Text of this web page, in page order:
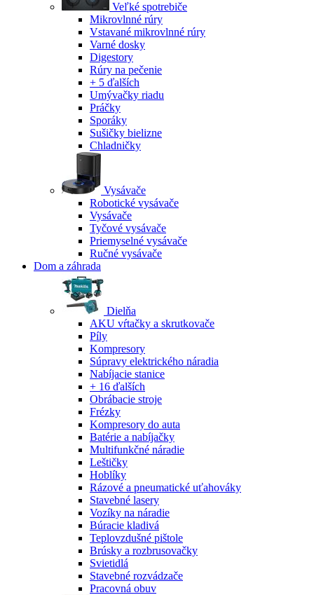
Veľké spotrebiče
Mikrovlnné rúry
Vstavané mikrovlnné rúry
Varné dosky
Digestory
Rúry na pečenie
+ 5 ďalších
Umývačky riadu
Práčky
Sporáky
Sušičky bielizne
Chladničky
Vysávače
Robotické vysávače
Vysávače
Tyčové vysávače
Priemyselné vysávače
Ručné vysávače
Dom a záhrada
Dielňa
AKU vŕtačky a skrutkovače
Píly
Kompresory
Súpravy elektrického náradia
Nabíjacie stanice
+ 16 ďalších
Obrábacie stroje
Frézky
Kompresory do auta
Batérie a nabíjačky
Multifunkčné náradie
Leštičky
Hoblíky
Rázové a pneumatické uťahováky
Stavebné lasery
Vozíky na náradie
Búracie kladivá
Teplovzdušné pištole
Brúsky a rozbrusovačky
Svietidlá
Stavebné rozvádzače
Pracovná obuv